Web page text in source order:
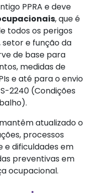
PPRA e deve
, que é
todos os perigos
e função da
de base para
medidas de
e até para o envio
2240 (Condições
atualizado o
processos
e dificuldades em
preventivas em
ocupacional.